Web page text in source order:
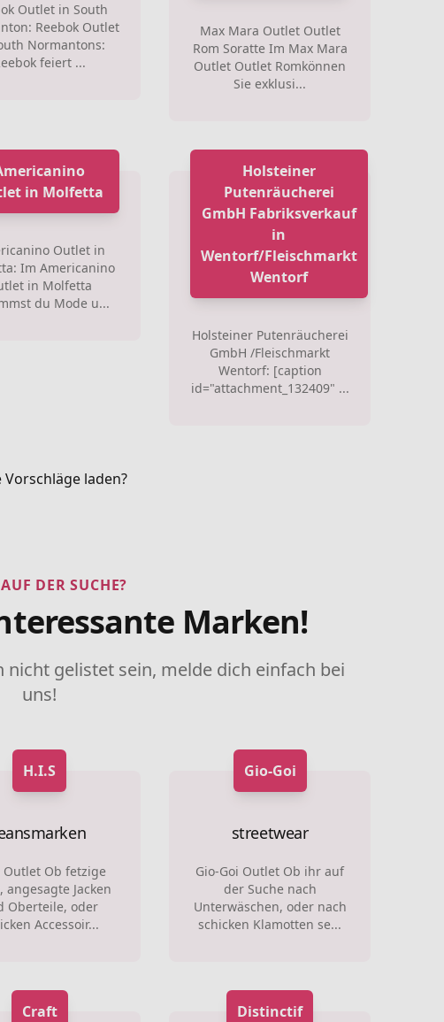
Outlet in South
Reebok Outlet
Normantons:
feiert ...
Max Mara Outlet Outlet
Rom Soratte Im Max Mara
Outlet Outlet Romkönnen
Sie exklusi...
in Molfetta
Outlet in
Im Americanino
in Molfetta
du Mode u...
Holsteiner
Putenräucherei
GmbH Fabriksverkauf
in
Wentorf/Fleischmarkt
Wentorf
Holsteiner Putenräucherei
GmbH /Fleischmarkt
Wentorf: [caption
id="attachment_132409" ...
laden?
DER SUCHE?
Marken!
gelistet sein, melde dich einfach bei
uns!
H.I.S
Outlet Ob fetzige
angesagte Jacken
Oberteile, oder
Accessoir...
Gio-Goi
streetwear
Gio-Goi Outlet Ob ihr auf
der Suche nach
Unterwäschen, oder nach
schicken Klamotten se...
Craft Distinctif